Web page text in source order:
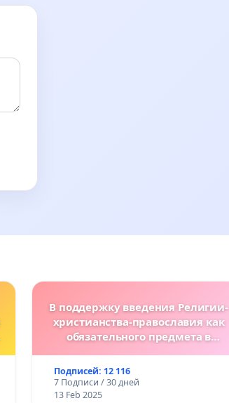
В поддержку введения Религии-
христианства-православия как
обязательного предмета в
Подписей: 12 116
7 Подписи / 30 дней
13 Feb 2025